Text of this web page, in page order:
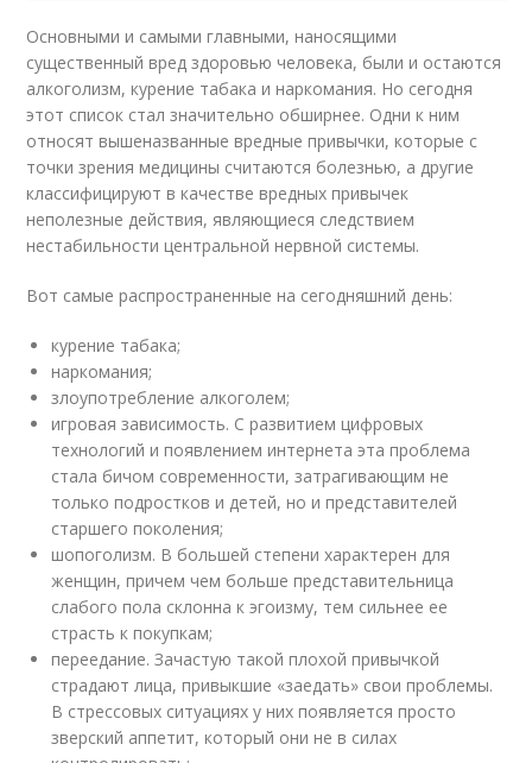
Основными и самыми главными, наносящими
существенный вред здоровью человека, были и остаются
алкоголизм, курение табака и наркомания. Но сегодня
этот список стал значительно обширнее. Одни к ним
относят вышеназванные вредные привычки, которые с
точки зрения медицины считаются болезнью, а другие
классифицируют в качестве вредных привычек
неполезные действия, являющиеся следствием
нестабильности центральной нервной системы.
Вот самые распространенные на сегодняшний день:
курение табака;
наркомания;
злоупотребление алкоголем;
игровая зависимость. С развитием цифровых
технологий и появлением интернета эта проблема
стала бичом современности, затрагивающим не
только подростков и детей, но и представителей
старшего поколения;
шопоголизм. В большей степени характерен для
женщин, причем чем больше представительница
слабого пола склонна к эгоизму, тем сильнее ее
страсть к покупкам;
переедание. Зачастую такой плохой привычкой
страдают лица, привыкшие «заедать» свои проблемы.
В стрессовых ситуациях у них появляется просто
зверский аппетит, который они не в силах